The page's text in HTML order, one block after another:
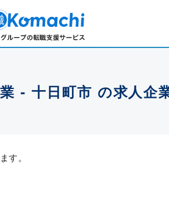
- 十日町市 の求人企
す。